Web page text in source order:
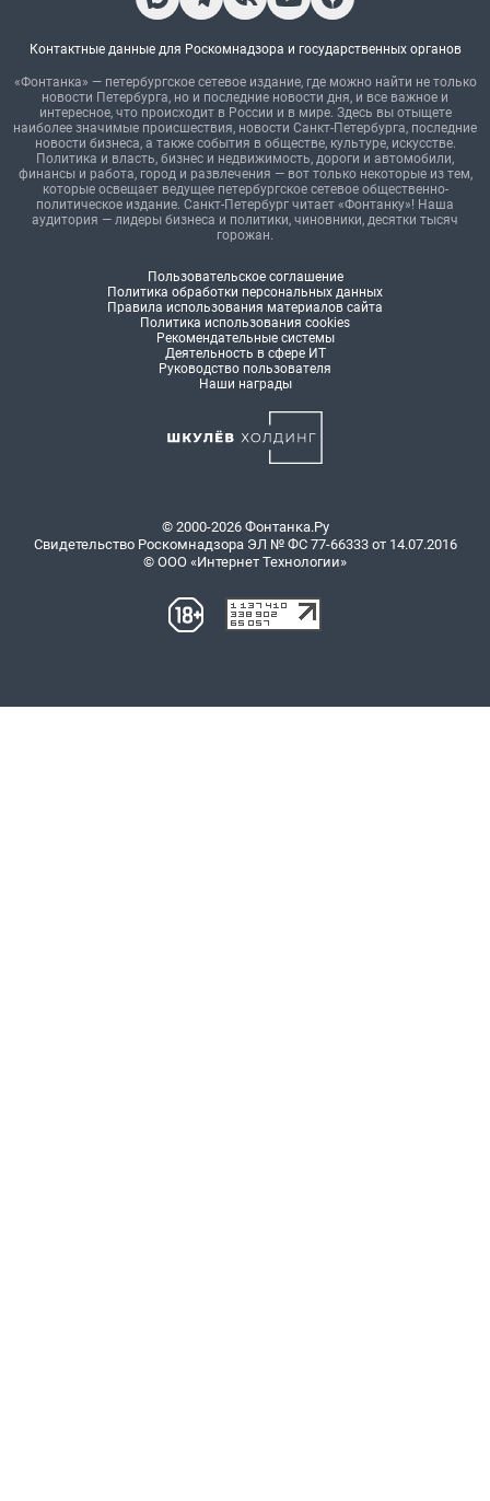
Контактные данные для Роскомнадзора и государственных органов
«Фонтанка» — петербургское сетевое издание, где можно найти не только
новости Петербурга, но и последние новости дня, и все важное и
интересное, что происходит в России и в мире. Здесь вы отыщете
наиболее значимые происшествия, новости Санкт-Петербурга, последние
новости бизнеса, а также события в обществе, культуре, искусстве.
Политика и власть, бизнес и недвижимость, дороги и автомобили,
финансы и работа, город и развлечения — вот только некоторые из тем,
которые освещает ведущее петербургское сетевое общественно-
политическое издание. Санкт-Петербург читает «Фонтанку»! Наша
аудитория — лидеры бизнеса и политики, чиновники, десятки тысяч
горожан.
Пользовательское соглашение
Политика обработки персональных данных
Правила использования материалов сайта
Политика использования cookies
Рекомендательные системы
Деятельность в сфере ИТ
Руководство пользователя
Наши награды
© 2000-2026 Фонтанка.Ру
Свидетельство Роскомнадзора ЭЛ № ФС 77-66333 от 14.07.2016
© ООО «Интернет Технологии»